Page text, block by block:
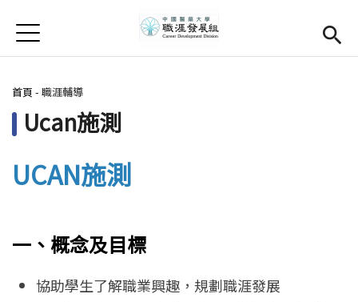
首頁
學務處首頁(link is external)
Open submenu (關於我們)
關於我們
Open submenu (職涯輔導)
職涯輔導
Open submenu (就業調查)
就業調查
校友專區(link is external)
相關連結
Jump to Navigation
Jump to Main content
您在這裡
首頁 - 職涯輔導
Ucan施測
UCAN施測
一、概念及目標
協助學生了解職業興趣，規劃職涯發展